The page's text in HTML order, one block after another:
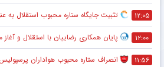
۱۲:۰۵ تثبیت جایگاه ستاره محبوب استقلال به عنوان گلر
۱۲:۰۰ پایان همکاری رضاییان با استقلال و آغاز
۱۱:۵۶ انصراف ستاره محبوب هواداران پرسپولیس